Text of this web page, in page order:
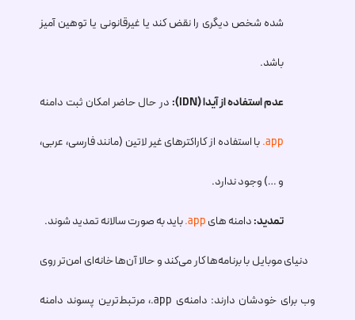
شده شخص دیگری را نقض کند یا غیرقانونی یا توهین آمیز
باشد.
عدم استفاده از آیدا (IDN): در حال حاضر امکان ثبت دامنه
.appبا استفاده از کاراکترهای غیر لاتین (مانند فارسی، عربی،
و …) وجود ندارد.
تمدید:دامنه های.appباید به صورت سالانه تمدید شوند.
دنیای موبایل با برنامه‌ها کار می‌کند و حالا آن‌ها خانه‌ای امن‌تر روی
وب برای خودشان دارند: دامنه‌ی .app، مرتبط‌ترین پسوند دامنه